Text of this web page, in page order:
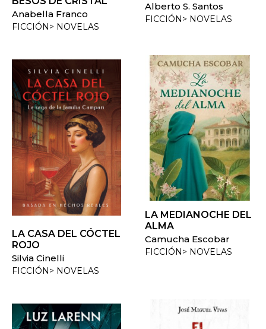
Anabella Franco
FICCIÓN> NOVELAS
Alberto S. Santos
FICCIÓN> NOVELAS
LA CASA DEL CÓCTEL
ROJO
Silvia Cinelli
FICCIÓN> NOVELAS
LA MEDIANOCHE DEL
ALMA
Camucha Escobar
FICCIÓN> NOVELAS